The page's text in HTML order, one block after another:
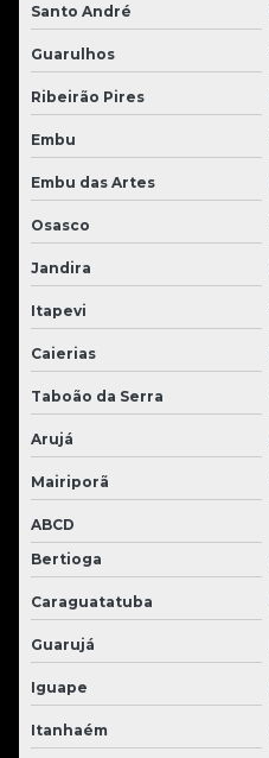
Santo André
Guarulhos
Ribeirão Pires
Embu
Embu das Artes
Osasco
Jandira
Itapevi
Caierias
Taboão da Serra
Arujá
Mairiporã
ABCD
Bertioga
Caraguatatuba
Guarujá
Iguape
Itanhaém